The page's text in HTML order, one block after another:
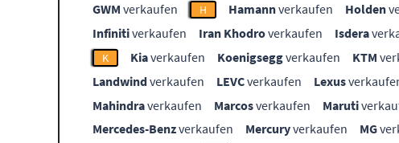
GWM verkaufen H Hamannverkaufen Holden
Infinitiverkaufen Iran Khodroverkaufen Isdera
K Kiaverkaufen Koenigseggverkaufen KTM
Landwindverkaufen LEVCverkaufen Lexus
Mahindraverkaufen Marcosverkaufen Maruti
Mercedes-Benzverkaufen Mercuryverkaufen MG